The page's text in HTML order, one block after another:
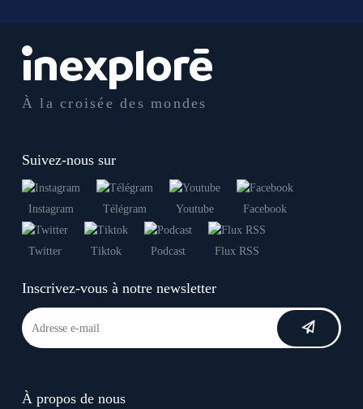
À la croisée des mondes
Suivez-nous sur
Instagram Télégram Youtube Facebook
Twitter Tiktok Podcast Flux RSS
Inscrivez-vous à notre newsletter
À propos de nous